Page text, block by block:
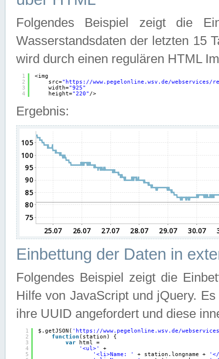
Folgendes Beispiel zeigt die
Wasserstandsdaten der letzten 15
wird durch einen regulären HTML
1
2
3
4
<img
src=" https://www.pegelonline.wsv.de/webservices/
width="925"
height="220" />
Ergebnis:
Einbettung der Daten in
Folgendes Beispiel zeigt die
Hilfe von JavaScript und jQuery.
ihre UUID angefordert und diese
1
2
3
4
5
$.getJSON( ' https://www.pegelonline.wsv.de/
function (station) {
var
html =
'<ul>'
+
'<li>Name: '
+ station.longname +